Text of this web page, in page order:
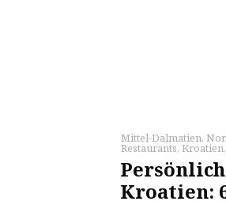
Mittel-Dalmatien,
Restaurants, Kroatien,
Kroatien: